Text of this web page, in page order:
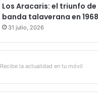
Los Aracaris: el triunfo de
banda talaverana en 1968
31 julio, 2026
Recibe la actualidad en tu móvil